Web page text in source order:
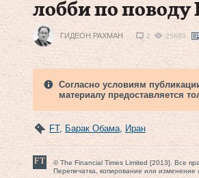
лобби по поводу
ГИДЕОН РАХМАН 2 25683
Согласно условиям
материалу предоставляется
FT, Барак Обама, Иран
© The Financial Times Limited [2013]. Все
Перепечатка, копирование или